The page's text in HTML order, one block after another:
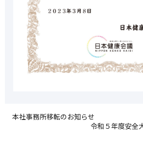
本社事務所移転のお知らせ
令和５年度安全